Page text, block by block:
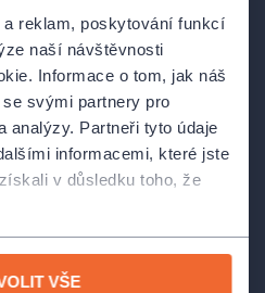
a reklam, poskytování funkcí
naší návštěvnosti
Informace o tom, jak náš
svými partnery pro
analýzy. Partneři tyto údaje
informacemi, které jste
v důsledku toho, že
VŠE